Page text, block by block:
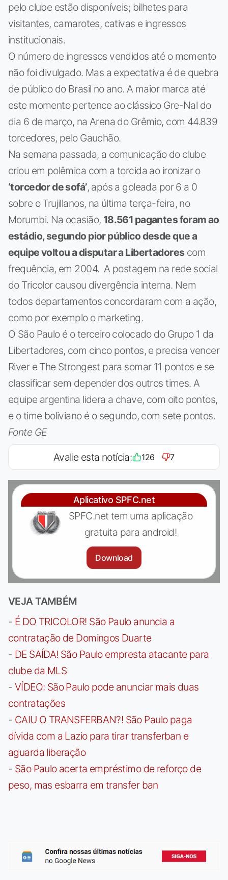
pelo clube estão disponíveis; bilhetes para
visitantes, camarotes, cativas e ingressos
institucionais.
O número de ingressos vendidos até o momento
não foi divulgado. Mas a expectativa é de quebra
de público do Brasil no ano. A maior marca até
este momento pertence ao clássico Gre-Nal do
dia 6 de março, na Arena do Grêmio, com 44.839
torcedores, pelo Gauchão.
Na semana passada, a comunicação do clube
criou em polêmica com a torcida ao ironizar o
‘torcedor de sofá’, após a goleada por 6 a 0
sobre o Trujillanos, na última terça-feira, no
Morumbi. Na ocasião, 18.561 pagantes foram ao
estádio, segundo pior público desde que a
equipe voltou a disputar a Libertadorescom
frequência, em 2004. A postagem na rede social
do Tricolor causou divergência interna. Nem
todos departamentos concordaram com a ação,
como por exemplo o marketing.
O São Paulo é o terceiro colocado do Grupo 1 da
Libertadores, com cinco pontos, e precisa vencer
River e The Strongest para somar 11 pontos e se
classificar sem depender dos outros times. A
equipe argentina lidera a chave, com oito pontos,
e o time boliviano é o segundo, com sete pontos.
Fonte GE
Avalie esta notícia: 126 7
Aplicativo SPFC.net
SPFC.net tem uma aplicação
gratuita para android!
Download
VEJA TAMBÉM
- É DO TRICOLOR! São Paulo anuncia a
contratação de Domingos Duarte
- DE SAÍDA! São Paulo empresta atacante para
clube da MLS
- VÍDEO: São Paulo pode anunciar mais duas
contratações
- CAIU O TRANSFERBAN?! São Paulo paga
dívida com a Lazio para tirar transferban e
aguarda liberação
- São Paulo acerta empréstimo de reforço de
peso, mas esbarra em transfer ban